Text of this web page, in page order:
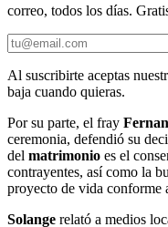
correo, todos los días.
Al suscribirte aceptas
baja cuando quieras.
Por su parte, el fray
ceremonia, defendió su
del matrimonio es el
contrayentes, así como la
proyecto de vida conforme
Solange relató a medios